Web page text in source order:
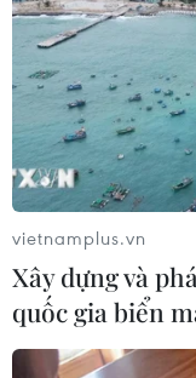
#Xe máy #Italy
#Cải cách hiến
Italy
Theo dõi
vietnamplus.vn
Xây dựng và
quốc gia biển